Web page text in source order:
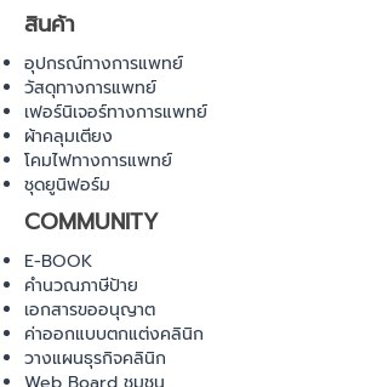
สินค้า
อุปกรณ์ทางการแพทย์
วัสดุทางการแพทย์
เฟอร์นิเจอร์ทางการแพทย์
ผ้าคลุมเตียง
โคมไฟทางการแพทย์
ชุดยูนิฟอร์ม
COMMUNITY
E-BOOK
คำนวณภาษีป้าย
เอกสารขออนุญาต
ค่าออกแบบตกแต่งคลินิก
วางแผนธุรกิจคลินิก